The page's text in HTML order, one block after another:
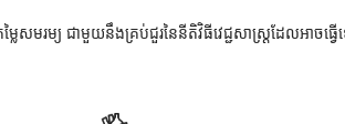
លៃសមរម្យ ជាមួយនឹងគ្រប់ជួរនៃនីតិវិធីវេជ្ជសាស្រ្តដែលអា